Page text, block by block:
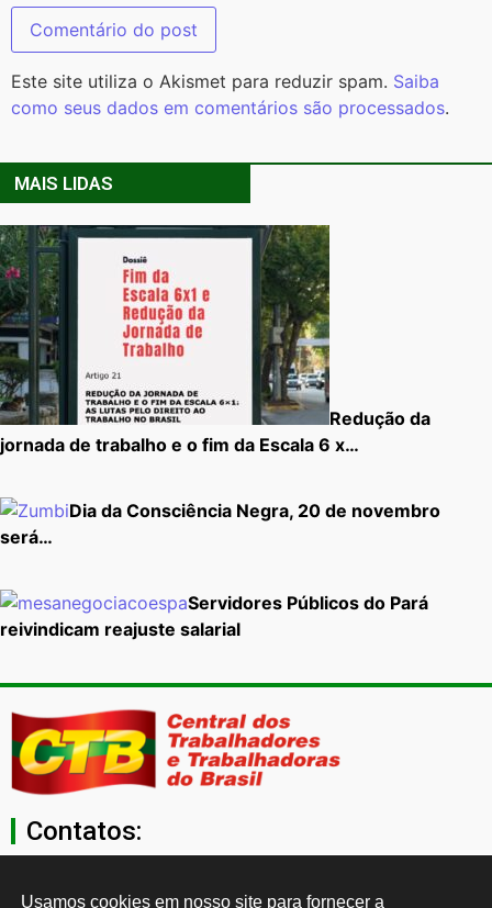
Este site utiliza o Akismet para reduzir spam. Saiba
como seus dados em comentários são processados.
MAIS LIDAS
Redução da
jornada de trabalho e o fim da Escala 6 x…
Dia da Consciência Negra, 20 de novembro
será…
Servidores Públicos do Pará
reivindicam reajuste salarial
Contatos:
secgeral@ctb.org.br
Usamos cookies em nosso site para fornecer a